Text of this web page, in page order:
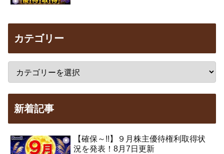
カテゴリー
新着記事
【確保～!!】９月株主優待権利取得状
況を発表！8月7日更新